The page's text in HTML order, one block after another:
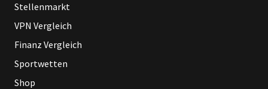
Stellenmarkt
VPN Vergleich
Finanz Vergleich
Sportwetten
Shop